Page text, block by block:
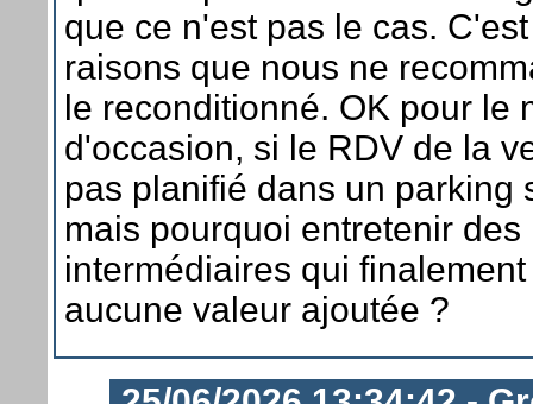
que ce n'est pas le cas.
raisons que nous ne
le reconditionné. OK pour le
d'occasion, si le RDV de la
pas planifié dans un parking
mais pourquoi entretenir des
intermédiaires qui
aucune valeur ajoutée ?